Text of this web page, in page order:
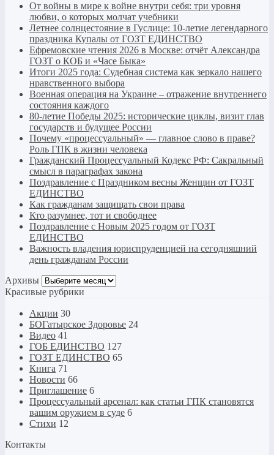
От войны в мире к войне внутри себя: три уровня
любви, о которых молчат учебники
Летнее солнцестояние в Гуслице: 10-летие легендарного
праздника Купалы от ГОЗТ ЕДИНСТВО
Ефремовские чтения 2026 в Москве: отчёт Александра
ГОЗТ о КОБ и «Часе Быка»
Итоги 2025 года: Судебная система как зеркало нашего
нравственного выбора
Военная операция на Украине – отражение внутреннего
состояния каждого
80-летие Победы 2025: исторические циклы, визит глав
государств и будущее России
Почему «процессуальный» — главное слово в праве?
Роль ГПК в жизни человека
Гражданский Процессуальный Кодекс РФ: Сакральный
смысл в параграфах закона
Поздравление с Праздником весны Женщин от ГОЗТ
ЕДИНСТВО
Как гражданам защищать свои права
Кто разумнее, тот и свободнее
Поздравление с Новым 2025 годом от ГОЗТ
ЕДИНСТВО
Важность владения юриспруденцией на сегодняшний
день гражданам России
Архивы Архивы
Красивые рубрики
Акции 30
БОГатырское Здоровье 24
Видео 41
ГОБ ЕДИНСТВО 127
ГОЗТ ЕДИНСТВО 65
Книга 71
Новости 66
Приглашение 6
Процессуальный арсенал: как статьи ГПК становятся
вашим оружием в суде 6
Стихи 12
Контакты